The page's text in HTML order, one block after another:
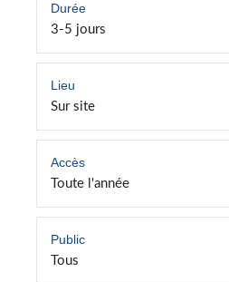
Durée
3-5 jours
Lieu
Sur site
Accès
Toute l'année
Public
Tous